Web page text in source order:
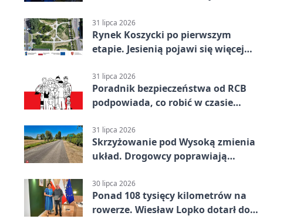
31 lipca 2026
Rynek Koszycki po pierwszym
etapie. Jesienią pojawi się więcej
31 lipca 2026
Poradnik bezpieczeństwa od RCB
podpowiada, co robić w czasie
31 lipca 2026
Skrzyżowanie pod Wysoką zmienia
układ. Drogowcy poprawiają
30 lipca 2026
Ponad 108 tysięcy kilometrów na
rowerze. Wiesław Lopko dotarł do